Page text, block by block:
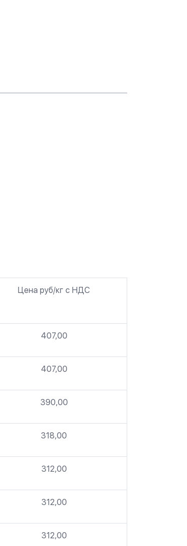
Цена руб/кг с НДС
407,00
407,00
390,00
318,00
312,00
312,00
312,00